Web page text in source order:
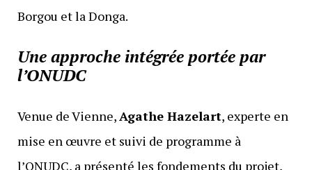
Borgou et la Donga.
Une approche intégrée portée par
l’ONUDC
Venue de Vienne, Agathe Hazelart, experte en
mise en œuvre et suivi de programme à
l’ONUDC, a présenté les fondements du projet,